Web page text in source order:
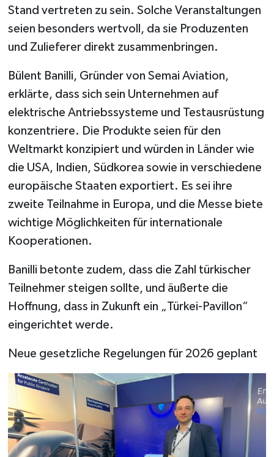
Stand vertreten zu sein. Solche Veranstaltungen
seien besonders wertvoll, da sie Produzenten
und Zulieferer direkt zusammenbringen.
Bülent Banilli, Gründer von Semai Aviation,
erklärte, dass sich sein Unternehmen auf
elektrische Antriebssysteme und Testausrüstung
konzentriere. Die Produkte seien für den
Weltmarkt konzipiert und würden in Länder wie
die USA, Indien, Südkorea sowie in verschiedene
europäische Staaten exportiert. Es sei ihre
zweite Teilnahme in Europa, und die Messe biete
wichtige Möglichkeiten für internationale
Kooperationen.
Banilli betonte zudem, dass die Zahl türkischer
Teilnehmer steigen sollte, und äußerte die
Hoffnung, dass in Zukunft ein „Türkei-Pavillon“
eingerichtet werde.
Neue gesetzliche Regelungen für 2026 geplant